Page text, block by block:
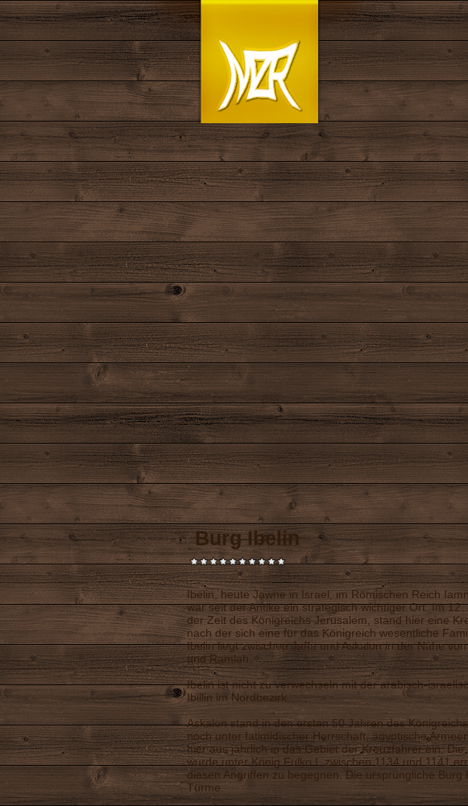
Burg Ibelin
Ibelin, heute Jawne in Israel, im Römischen Reich
war seit der Antike ein strategisch wichtiger Ort. Im
der Zeit des Königreichs Jerusalem, stand hier eine
nach der sich eine für das Königreich wesentliche
Ibelin liegt zwischen Jaffa und Askalon in der Nähe
und Ramlah.
Ibelin ist nicht zu verwechseln mit der arabisch-
Ibillin im Nordbezirk.
Askalon stand in den ersten 50 Jahren des
noch unter fatimidischer Herrschaft, ägyptische
hier aus jährlich in das Gebiet der Kreuzfahrer ein. Die
wurde unter König Fulko I. zwischen 1134 und 1141
diesen Angriffen zu begegnen. Die ursprüngliche Burg
Türme.